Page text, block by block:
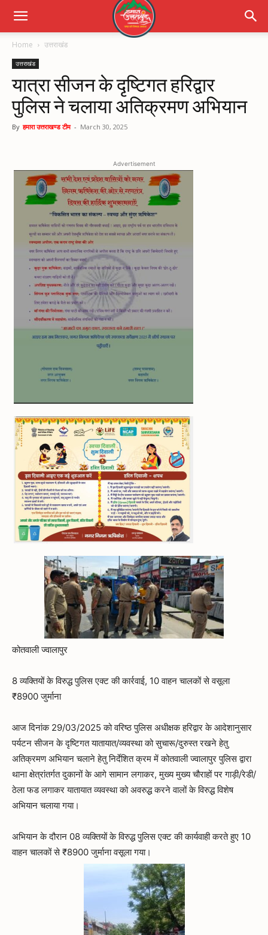
Home उत्तराखंड
उत्तराखंड
यात्रा सीजन के दृष्टिगत हरिद्वार
पुलिस ने चलाया अतिक्रमण अभियान
By हमारा उत्तराखण्ड टीम - March 30, 2025
Advertisement
कोतवाली ज्वालापुर
8 व्यक्तियों के विरुद्ध पुलिस एक्ट की कार्रवाई, 10 वाहन चालकों से वसूला
₹8900 जुर्माना
आज दिनांक 29/03/2025 को वरिष्ठ पुलिस अधीक्षक हरिद्वार के आदेशानुसार
पर्यटन सीजन के दृष्टिगत यातायात/व्यवस्था को सुचारू/दुरुस्त रखने हेतु
अतिक्रमण अभियान चलाने हेतु निर्देशित क्रम में कोतवाली ज्वालापुर पुलिस द्वारा
थाना क्षेत्रांतर्गत दुकानों के आगे सामान लगाकर, मुख्य मुख्य चौराहों पर गाड़ी/रेडी/
ठेला फड लगाकर यातायात व्यवस्था को अवरुद्ध करने वालों के विरुद्ध विशेष
अभियान चलाया गया।
अभियान के दौरान 08 व्यक्तियों के विरुद्ध पुलिस एक्ट की कार्यवाही करते हुए 10
वाहन चालकों से ₹8900 जुर्माना वसूला गया।